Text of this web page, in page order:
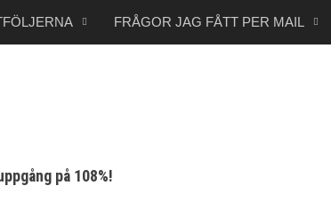
FRÅGOR JAG FÅTT PER MAIL
på 108%!